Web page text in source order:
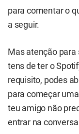
para comentar o
a seguir.
Mas atenção para
tens de ter o
requisito, podes
para começar
teu amigo não
entrar na